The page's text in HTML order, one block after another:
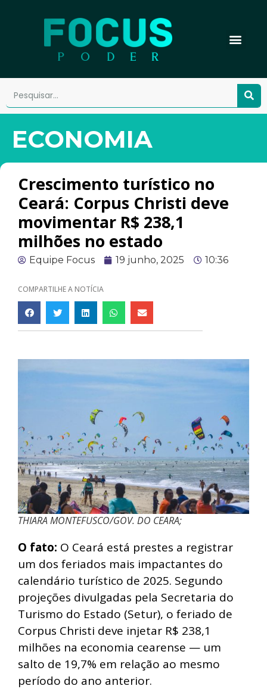
ECONOMIA
Crescimento turístico no
Ceará: Corpus Christi deve
movimentar R$ 238,1
milhões no estado
Equipe Focus 19 junho, 2025 10:36
COMPARTILHE A NOTÍCIA
THIARA MONTEFUSCO/GOV. DO CEARA;
O fato: O Ceará está prestes a registrar
um dos feriados mais impactantes do
calendário turístico de 2025. Segundo
projeções divulgadas pela Secretaria do
Turismo do Estado (Setur), o feriado de
Corpus Christi deve injetar R$ 238,1
milhões na economia cearense — um
salto de 19,7% em relação ao mesmo
período do ano anterior.